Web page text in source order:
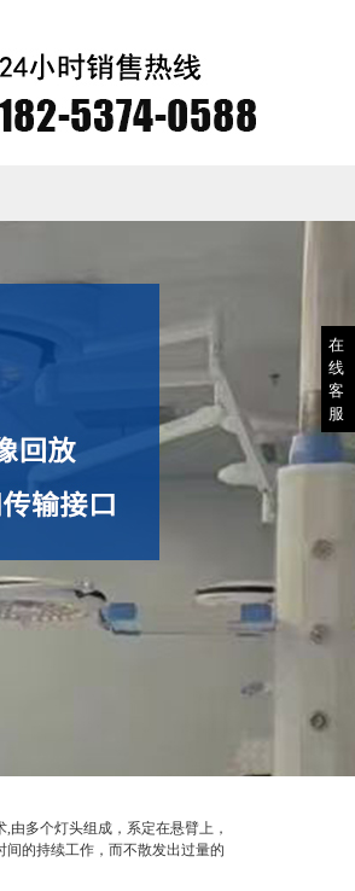
多个灯头组成，系定在悬臂上，
的持续工作，而不散发出过量的
在
线
客
服